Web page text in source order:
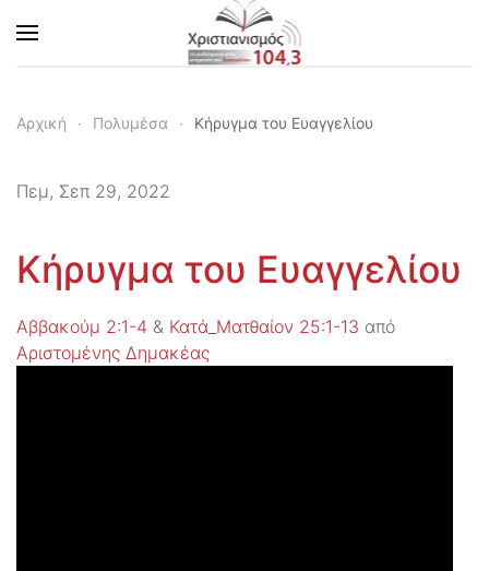
Skip to main content
Αρχική Πολυμέσα Κήρυγμα του Ευαγγελίου
Πεμ, Σεπ 29, 2022
Κήρυγμα του Ευαγγελίου
Αββακούμ 2:1-4 & Κατά_Ματθαίον 25:1-13 από
Αριστομένης Δημακέας